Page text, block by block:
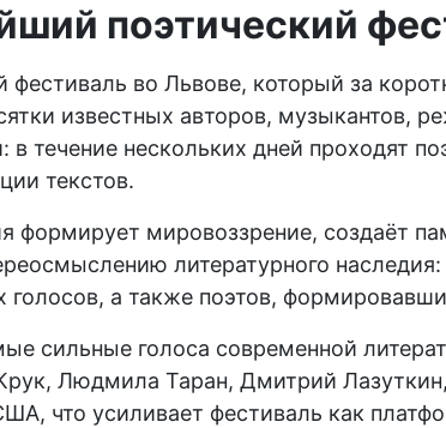
поэтический
во Львове, который за
известных авторов, музыкантов,
течение нескольких дней проходят
текстов.
формирует мировоззрение, создаёт
литературного
а также поэтов,
сильные голоса современной
Людмила Таран, Дмитрий
что усиливает фестиваль как